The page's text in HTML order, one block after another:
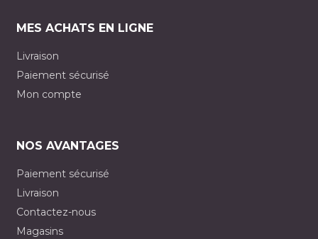
MES ACHATS EN LIGNE
Livraison
Paiement sécurisé
Mon compte
NOS AVANTAGES
Paiement sécurisé
Livraison
Contactez-nous
Magasins